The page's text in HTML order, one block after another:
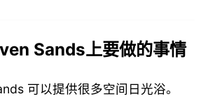
Sands上要做的事情
可以提供很多空间日光浴。